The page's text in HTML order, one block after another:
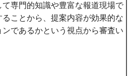
て専門的知識や豊富な報道現場で
ことから、提案内容が効果的な
ンであるかという視点から審査い